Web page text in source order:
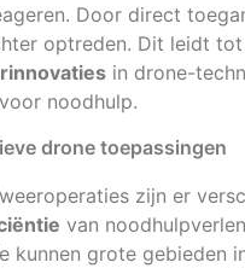
Door direct
optreden. Dit leidt
in drone-
noodhulp.
drone toepassingen
zijn er
van
kunnen grote